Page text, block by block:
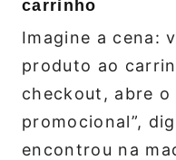
carrinho
Imagine a cena:
produto ao
checkout, abre o
promocional”,
encontrou na